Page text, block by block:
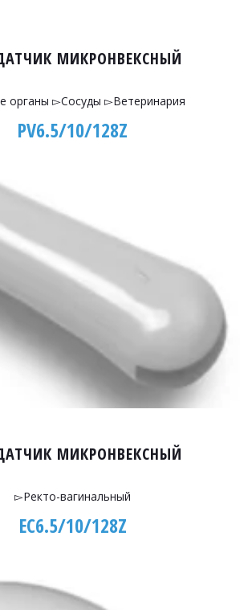
МИКРОНВЕКСНЫЙ
органы ▻Сосуды ▻Ветеринария
PV6.5/10/128Z
МИКРОНВЕКСНЫЙ
▻Ректо-вагинальный
EC6.5/10/128Z